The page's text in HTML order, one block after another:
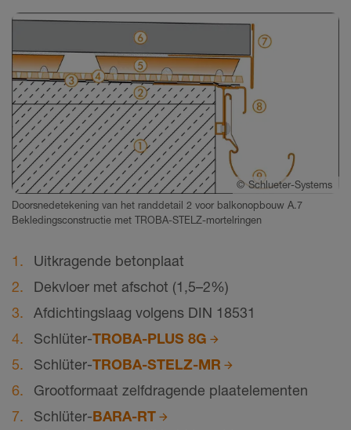
© Schlueter-Systems
Doorsnedetekening van het randdetail 2 voor balkonopbouw A.7
Bekledingsconstructie met TROBA-STELZ-mortelringen
Uitkragende betonplaat
Dekvloer met afschot (1,5–2%)
Afdichtingslaag volgens DIN 18531
Schlüter-TROBA-PLUS 8G
Schlüter-TROBA-STELZ-MR
Grootformaat zelfdragende plaatelementen
Schlüter-BARA-RT